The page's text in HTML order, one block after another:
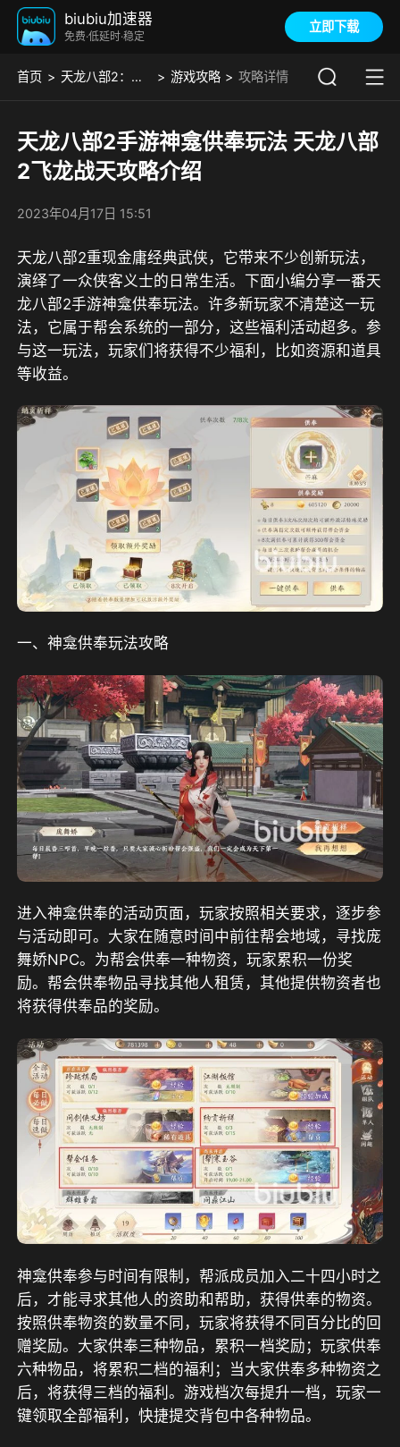
biubiu加速器
免费·低延时·稳定
立即下载
首页 天龙八部2：飞龙战天 游戏攻略 攻略详情
天龙八部2手游神龛供奉玩法 天龙八部
2飞龙战天攻略介绍
2023年04月17日 15:51
天龙八部2重现金庸经典武侠，它带来不少创新玩法，
演绎了一众侠客义士的日常生活。下面小编分享一番天
龙八部2手游神龛供奉玩法。许多新玩家不清楚这一玩
法，它属于帮会系统的一部分，这些福利活动超多。参
与这一玩法，玩家们将获得不少福利，比如资源和道具
等收益。
一、神龛供奉玩法攻略
进入神龛供奉的活动页面，玩家按照相关要求，逐步参
与活动即可。大家在随意时间中前往帮会地域，寻找庞
舞娇NPC。为帮会供奉一种物资，玩家累积一份奖
励。帮会供奉物品寻找其他人租赁，其他提供物资者也
将获得供奉品的奖励。
神龛供奉参与时间有限制，帮派成员加入二十四小时之
后，才能寻求其他人的资助和帮助，获得供奉的物资。
按照供奉物资的数量不同，玩家将获得不同百分比的回
赠奖励。大家供奉三种物品，累积一档奖励；玩家供奉
六种物品，将累积二档的福利；当大家供奉多种物资之
后，将获得三档的福利。游戏档次每提升一档，玩家一
键领取全部福利，快捷提交背包中各种物品。